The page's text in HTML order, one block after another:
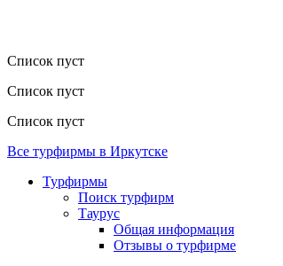
Список пуст
Список пуст
Список пуст
Все турфирмы в Иркутске
Турфирмы
Поиск турфирм
Таурус
Общая информация
Отзывы о турфирме